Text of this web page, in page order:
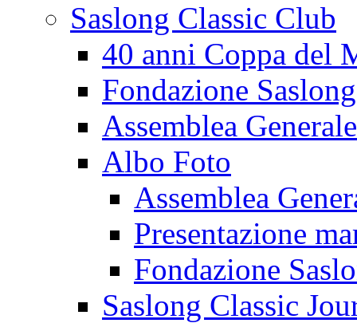
Saslong Classic Club
40 anni Coppa del
Fondazione Saslong
Assemblea Generale
Albo Foto
Assemblea
Presentazione
Fondazione
Saslong Classic